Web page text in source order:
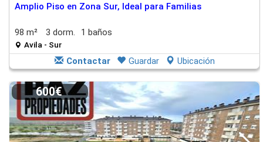
Amplio Piso en Zona Sur, Ideal para Familias
98 m² 3 dorm. 1 baños
Avila - Sur
Contactar Guardar Ubicación
600€